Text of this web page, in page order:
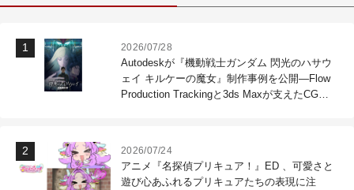
2026/07/28
Autodeskが『機動戦士ガンダム 閃光のハサウ
ェイ キルケーの魔女』制作事例を公開―Flow
Production Trackingと3ds Maxが支えたCG制
2026/07/24
アニメ『名探偵プリキュア！』ED 、可愛さと
遊び心あふれるプリキュアたちの表現に注